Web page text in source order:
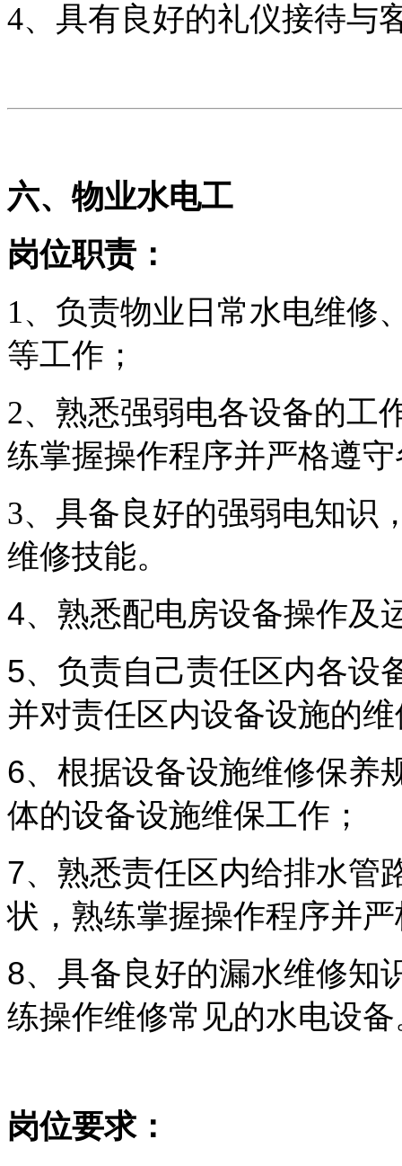
4、具有良好的礼仪接待与
六、物业水电工
岗位职责：
1、 负责物业日常水电维修
等工作；
2、 熟悉强弱电各设备的工
练掌握操作程序并严格遵
3、 具备良好的强弱电知识
维修技能。
4、熟悉配电房设备操作及
5、负责自己责任区内各设
并对责任区内设备设施的
6、根据设备设施维修保养
体的设备设施维保工作 ；
7、熟悉责任区内给排水管
状，熟练掌握操作程序并
8、具备良好的漏水维修知
练操作维修常见的水电设备
岗位要求：